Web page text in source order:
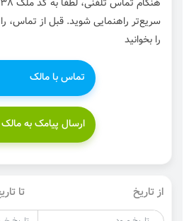
سریع‌تر راهنمایی شوید. قبل از تماس،
را بخوانید
تماس با مالک
ارسال پیامک به مالک
از تاریخ تا